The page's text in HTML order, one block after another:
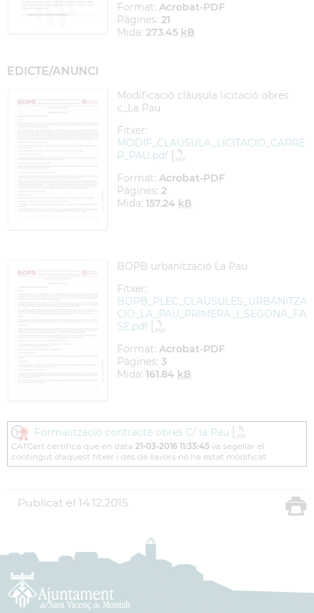
Format: Acrobat-PDF
Pàgines: 21
Mida: 273.45 kB
EDICTE/ANUNCI
Modificació clàusula licitació obres
c_La Pau
Fitxer:
MODIF_CLAUSULA_LICITACIO_CARRE
R_PAU.pdf
Format: Acrobat-PDF
Pàgines: 2
Mida: 157.24 kB
BOPB urbanització La Pau
Fitxer:
BOPB_PLEC_CLAUSULES_URBANITZA
CIO_LA_PAU_PRIMERA_I_SEGONA_FA
SE.pdf
Format: Acrobat-PDF
Pàgines: 3
Mida: 161.84 kB
Formalització contracte obres C/ la Pau
CATCert certifica que en data 21-03-2016 11:33:45 va segellar el
contingut d'aquest fitxer i des de llavors no ha estat modificat.
Publicat el 14.12.2015